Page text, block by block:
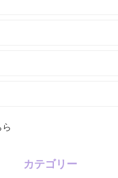
カテゴリー